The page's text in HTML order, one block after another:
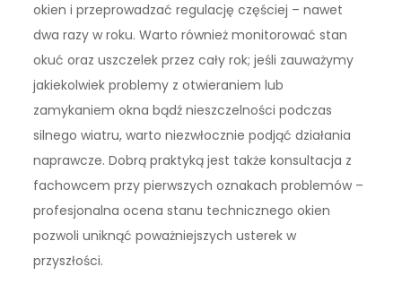
okien i przeprowadzać regulację częściej – nawet
dwa razy w roku. Warto również monitorować stan
okuć oraz uszczelek przez cały rok; jeśli zauważymy
jakiekolwiek problemy z otwieraniem lub
zamykaniem okna bądź nieszczelności podczas
silnego wiatru, warto niezwłocznie podjąć działania
naprawcze. Dobrą praktyką jest także konsultacja z
fachowcem przy pierwszych oznakach problemów –
profesjonalna ocena stanu technicznego okien
pozwoli uniknąć poważniejszych usterek w
przyszłości.